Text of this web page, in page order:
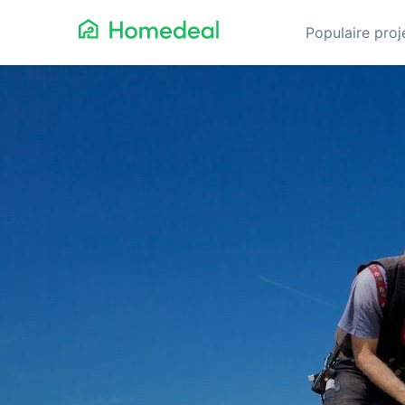
Populaire